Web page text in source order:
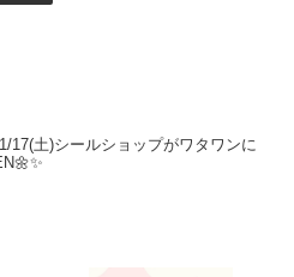
17(土)シールショップがワタワンに